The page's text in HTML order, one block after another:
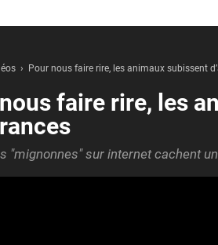
Pour nous faire rire, les animaux subissent
faire rire, les
"mignonnes" sur internet cachent